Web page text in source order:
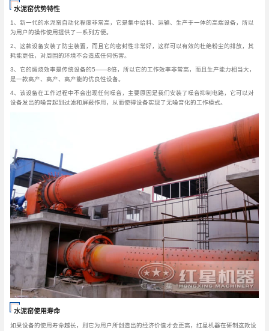
水泥窑优势特性
1、新一代的水泥窑自动化程度非常高，它是集中给料、运输、生产于一体的高端设备，所以
为用户的操作使用提供了一系列方便。
2、这款设备安装了防尘装置，而且它的密封性非常好，这样可以有效的杜绝粉尘的排放，其
耗能更低，对周围的环境不会造成任何伤害。
3、它的煅烧效率是传统设备的5——8倍，所以它的工作效率非常高，而且生产能力相当大，
是一款高产、高产、高产能的优良性设备。
4、该设备在工作过程中不会出现任何噪音，主要原因是我们安装了噪音抑制电路，它可以对
设备发出的噪音起到过滤和屏蔽作用，从而使得设备实现了无噪音化的工作模式。
水泥窑使用寿命
如果设备的使用寿命越长，则它为用户所创造出的经济价值才会更高，红星机器在研制这款设